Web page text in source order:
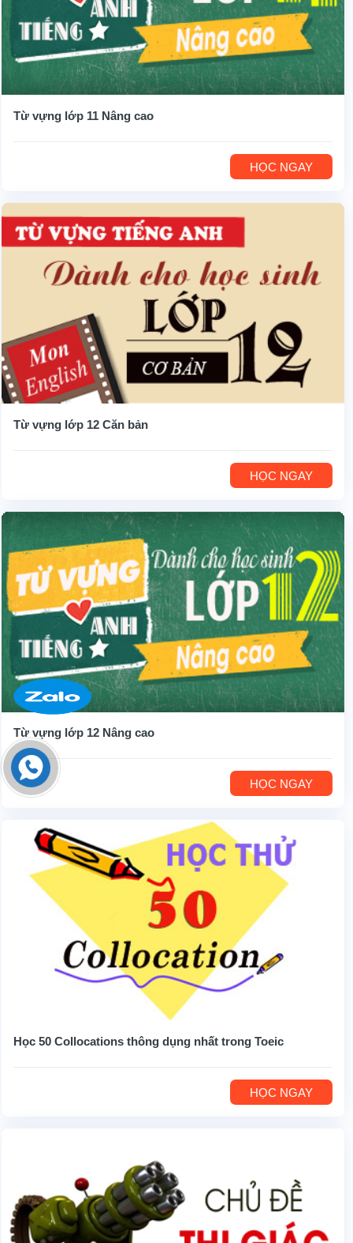
Từ vựng lớp 11 Nâng cao
HỌC NGAY
Từ vựng lớp 12 Căn bản
HỌC NGAY
Từ vựng lớp 12 Nâng cao
HỌC NGAY
Học 50 Collocations thông dụng nhất trong Toeic
HỌC NGAY